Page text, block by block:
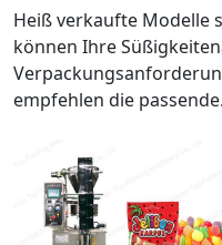
Heiß verkaufte Modelle
können Ihre
empfehlen die passende.